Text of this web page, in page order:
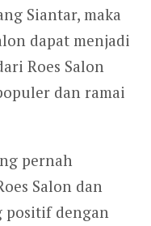
Siantar, maka
dapat menjadi
Roes Salon
dan ramai
pernah
Salon dan
positif dengan